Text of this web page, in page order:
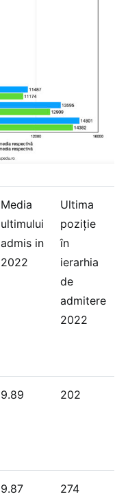
Media
ultimului
admis in
2022
Ultima
poziție
în
ierarhia
de
admitere
2022
9.89 202
9.87 274